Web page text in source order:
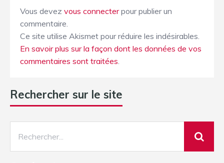
Vous devez vous connecterpour publier un
commentaire.
Ce site utilise Akismet pour réduire les indésirables.
En savoir plus sur la façon dont les données de vos
commentaires sont traitées.
Rechercher sur le site